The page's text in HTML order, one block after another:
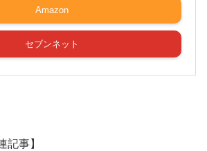
Amazon
セブンネット
記事】